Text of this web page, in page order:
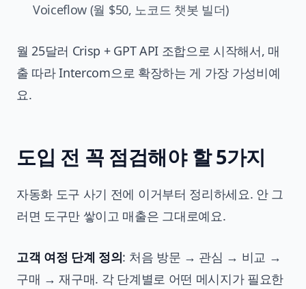
Voiceflow (월 $50, 노코드 챗봇 빌더)
월 25달러 Crisp + GPT API 조합으로 시작해서, 매
출 따라 Intercom으로 확장하는 게 가장 가성비예
요.
도입 전 꼭 점검해야 할 5가지
자동화 도구 사기 전에 이거부터 정리하세요. 안 그
러면 도구만 쌓이고 매출은 그대로예요.
고객 여정 단계 정의: 처음 방문 → 관심 → 비교 →
구매 → 재구매. 각 단계별로 어떤 메시지가 필요한